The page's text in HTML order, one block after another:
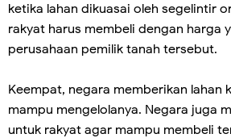
ketika lahan dikuasai oleh segelintir
rakyat harus membeli dengan harga
perusahaan pemilik tanah tersebut.
Keempat, negara memberikan lahan
mampu mengelolanya. Negara juga
untuk rakyat agar mampu membeli